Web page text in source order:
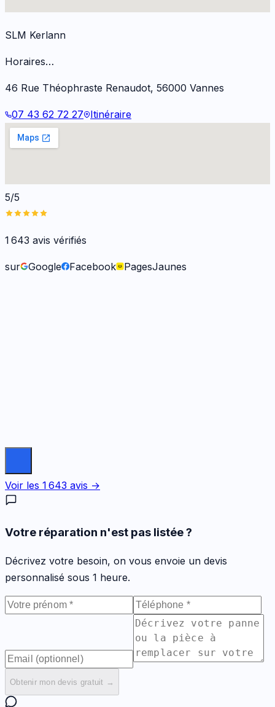
SLM Kerlann
Horaires…
46 Rue Théophraste Renaudot, 56000 Vannes
07 43 62 72 27 Itinéraire
5/5
1 643 avis vérifiés
sur Google Facebook PagesJaunes
Voir les 1 643 avis →
Votre réparation n'est pas listée ?
Décrivez votre besoin, on vous envoie un devis
personnalisé sous 1 heure.
Obtenir mon devis gratuit →